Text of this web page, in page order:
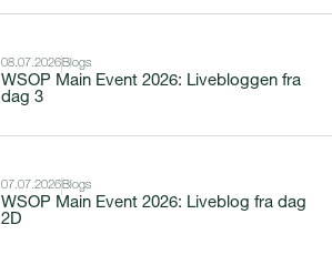
08.07.2026Blogs
WSOP Main Event 2026: Livebloggen fra
dag 3
07.07.2026Blogs
WSOP Main Event 2026: Liveblog fra dag
2D